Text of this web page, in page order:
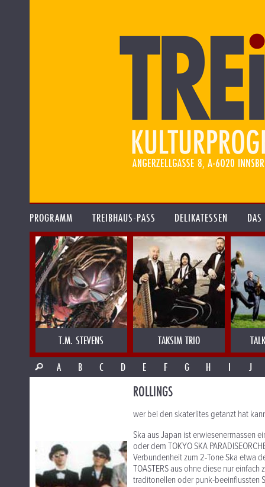
PROGRAMM TREIBHAUS-PASS DELIKATESSEN
T.M. STEVENS TAKSIM TRIO
A
B C D E F G H I J
ROLLINGS
wer bei den skaterlites getanzt hat
Ska aus Japan ist erwiesenermassen
oder dem TOKYO SKA
Verbundenheit zum 2-Tone Ska etwa
TOASTERS aus ohne diese nur
traditonellen oder punk-beeinflussten